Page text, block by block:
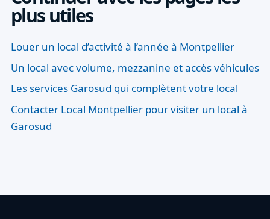
plus utiles
Louer un local d’activité à l’année à Montpellier
Un local avec volume, mezzanine et accès véhicules
Les services Garosud qui complètent votre local
Contacter Local Montpellier pour visiter un local à
Garosud